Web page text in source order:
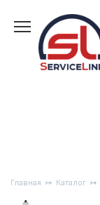
содержанию
Главная Каталог